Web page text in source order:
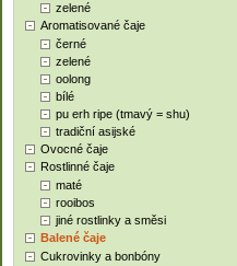
zelené
Aromatisované čaje
černé
zelené
oolong
bílé
pu erh ripe (tmavý = shu)
tradiční asijské
Ovocné čaje
Rostlinné čaje
maté
rooibos
jiné rostlinky a směsi
Balené čaje
Cukrovinky a bonbóny